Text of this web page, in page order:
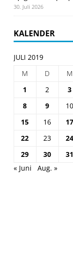
30. Juli 2026
KALENDER
JULI 2019
M
D M
1
2 3
8
9 10
15
16 17
22
23 24
29
30
31
« Juni
Aug. »